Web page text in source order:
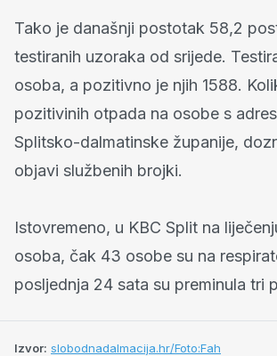
Tako je današnji postotak 58,2
testiranih uzoraka od srijede.
osoba, a pozitivno je njih 1588.
pozitivinih otpada na osobe s
Splitsko-dalmatinske županije,
objavi službenih brojki.
Istovremeno, u KBC Split na
osoba, čak 43 osobe su na
posljednja 24 sata su preminula tri
Izvor: slobodnadalmacija.hr/Foto:Fah